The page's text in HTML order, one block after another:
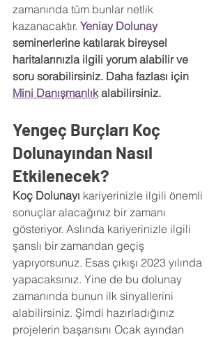
zamanında tüm bunlar netlik
kazanacaktır. Yeniay Dolunay
seminerlerine katılarak bireysel
haritalarınızla ilgili yorum alabilir ve
soru sorabilirsiniz. Daha fazlası için
Mini Danışmanlık alabilirsiniz.
Yengeç Burçları Koç
Dolunayından Nasıl
Etkilenecek?
Koç Dolunayı kariyerinizle ilgili önemli
sonuçlar alacağınız bir zamanı
gösteriyor. Aslında kariyerinizle ilgili
şanslı bir zamandan geçiş
yapıyorsunuz. Esas çıkışı 2023 yılında
yapacaksınız. Yine de bu dolunay
zamanında bunun ilk sinyallerini
alabilirsiniz. Şimdi hazırladığınız
projelerin başarısını Ocak ayından